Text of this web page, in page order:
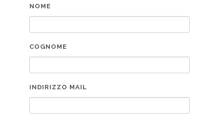
NOME
COGNOME
INDIRIZZO MAIL